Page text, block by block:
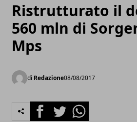
Ristrutturato il
560 mln di
Mps
di Redazione08/08/2017
FacebookTwitterWhatsapp